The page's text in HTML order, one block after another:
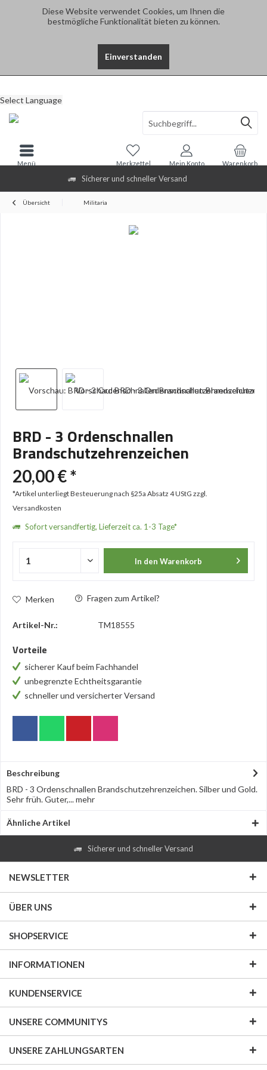
Diese Website verwendet Cookies, um Ihnen die
bestmögliche Funktionalität bieten zu können.
Einverstanden
Sicherer und schneller Versand
Select Language
Warenkorb
Merkzettel Mein Konto
Menü
Übersicht Militaria
BRD - 3 Ordenschnallen
Brandschutzehrenzeichen
20,00 € *
*Artikel unterliegt Besteuerung nach §25a Absatz 4 UStG zzgl.
Versandkosten
Sofort versandfertig, Lieferzeit ca. 1-3 Tage*
In den Warenkorb
Merken Fragen zum Artikel?
Artikel-Nr.: TM18555
Vorteile
sicherer Kauf beim Fachhandel
unbegrenzte Echtheitsgarantie
schneller und versicherter Versand
Beschreibung
BRD - 3 Ordenschnallen Brandschutzehrenzeichen. Silber und Gold.
Sehr früh. Guter,...mehr
Ähnliche Artikel
Sicherer und schneller Versand
NEWSLETTER
ÜBER UNS
SHOPSERVICE
INFORMATIONEN
KUNDENSERVICE
UNSERE COMMUNITYS
UNSERE ZAHLUNGSARTEN